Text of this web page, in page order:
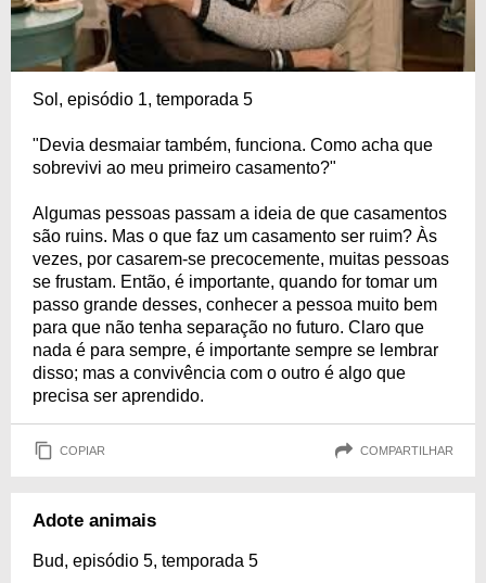
Sol, episódio 1, temporada 5
"Devia desmaiar também, funciona. Como acha que
sobrevivi ao meu primeiro casamento?"
Algumas pessoas passam a ideia de que casamentos
são ruins. Mas o que faz um casamento ser ruim? Às
vezes, por casarem-se precocemente, muitas pessoas
se frustam. Então, é importante, quando for tomar um
passo grande desses, conhecer a pessoa muito bem
para que não tenha separação no futuro. Claro que
nada é para sempre, é importante sempre se lembrar
disso; mas a convivência com o outro é algo que
precisa ser aprendido.
COPIAR COMPARTILHAR
Adote animais
Bud, episódio 5, temporada 5